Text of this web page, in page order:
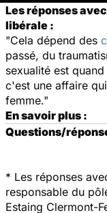
Les réponses
libérale :
"Cela dépend des
passé, du
sexualité est
c'est une affaire
femme."
En savoir plus :
Questions/
* Les réponses
responsable du
Estaing Clermont-